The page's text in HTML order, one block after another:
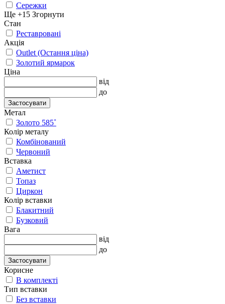
Сережки
Ще +15 Згорнути
Стан
Реставровані
Акція
Outlet (Остання ціна)
Золотий ярмарок
Ціна
від
до
Застосувати
Метал
Золото 585˚
Колір металу
Комбінований
Червоний
Вставка
Аметист
Топаз
Циркон
Колір вставки
Блакитний
Бузковий
Вага
від
до
Застосувати
Корисне
В комплекті
Тип вставки
Без вставки